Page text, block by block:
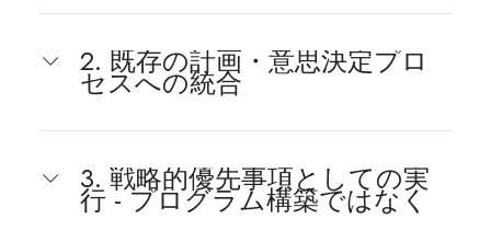
2. 既存の計画・意思決定プロ
セスへの統合
3. 戦略的優先事項としての実
行 - プログラム構築ではなく